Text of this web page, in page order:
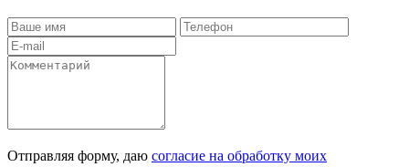
Отправляя форму, даю согласие на обработку моих